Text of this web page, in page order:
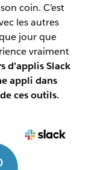
coin. C’est
les autres
jour que
vraiment
d’applis Slack
appli dans
ces outils.